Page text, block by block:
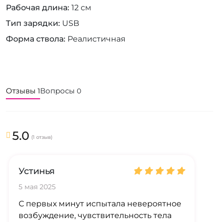
Рабочая длина 12 см
Тип зарядки USB
Форма ствола Реалистичная
Отзывы 1Вопросы 0
5.0 (1 отзыв)
Устинья
5 мая 2025
С первых минут испытала невероятное
возбуждение, чувствительность тела